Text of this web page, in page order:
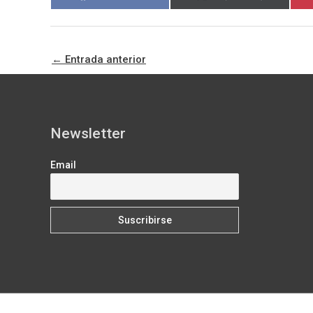
en
← Entrada anterior
Newsletter
Email